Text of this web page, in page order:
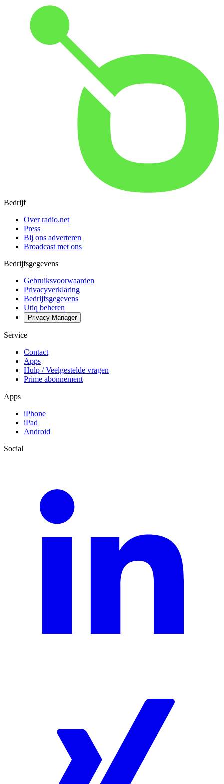
Bedrijf
Over radio.net
Press
Bij ons adverteren
Broadcast met ons
Bedrijfsgegevens
Gebruiksvoorwaarden
Privacyverklaring
Bedrijfsgegevens
Utiq beheren
Privacy-Manager
Service
Contact
Apps
Hulp / Veelgestelde vragen
Prime abonnement
Apps
iPhone
iPad
Android
Social